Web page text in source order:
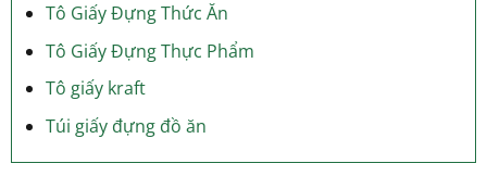
Tô Giấy Đựng Thức Ăn
Tô Giấy Đựng Thực Phẩm
Tô giấy kraft
Túi giấy đựng đồ ăn